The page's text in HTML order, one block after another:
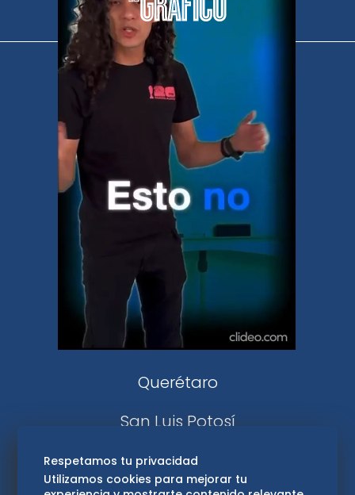
El Universal
Vive USA
Clase
De 10 sports
DeDinero
Confabulario
Aviso Oportuno
Consultas
Querétaro
San Luis Potosí
Edomex
Respetamos tu privacidad
Utilizamos cookies para mejorar tu